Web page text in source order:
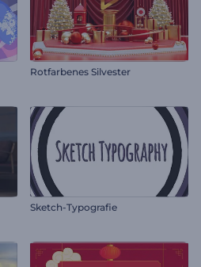
Rotfarbenes Silvester
Sketch-Typografie